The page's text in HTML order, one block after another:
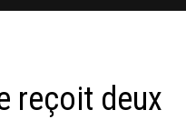
reçoit deux